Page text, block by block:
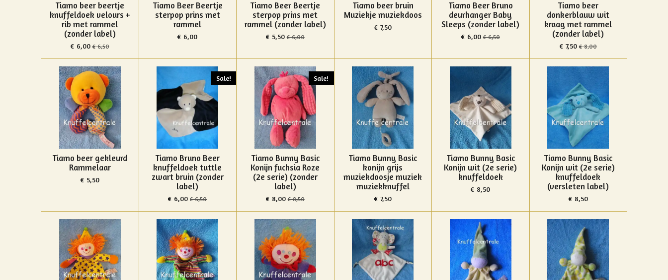
Tiamo beer beertje
knuffeldoek velours +
rib met rammel
(zonder label)
€ 6,00 € 6,50
Tiamo Beer Beertje
sterpop prins met
rammel
€ 6,00
Tiamo Beer Beertje
sterpop prins met
rammel (zonder label)
€ 5,50 € 6,00
Tiamo beer bruin
Muziekje muziekdoos
€ 7,50
Tiamo Beer Bruno
deurhanger Baby
Sleeps (zonder label)
€ 6,00 € 6,50
Tiamo beer
donkerblauw wit
kraag met rammel
(zonder label)
€ 7,50 € 8,00
Tiamo beer gekleurd
Rammelaar
€ 5,50
Sale!
Tiamo Bruno Beer
knuffeldoek tuttle
zwart bruin (zonder
label)
€ 6,00 € 6,50
Sale!
Tiamo Bunny Basic
Konijn fuchsia Roze
(2e serie) (zonder
label)
€ 8,00 € 8,50
Tiamo Bunny Basic
konijn grijs
muziekdoosje muziek
muziekknuffel
€ 7,50
Tiamo Bunny Basic
Konijn wit (2e serie)
knuffeldoek
€ 8,50
Tiamo Bunny Basic
Konijn wit (2e serie)
knuffeldoek
(versleten label)
€ 8,50